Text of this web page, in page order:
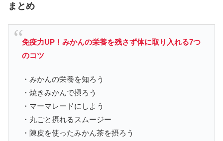
まとめ
免疫力UP！みかんの栄養を残さず体に取り入れる7つ
のコツ
・みかんの栄養を知ろう
・焼きみかんで摂ろう
・マーマレードにしよう
・丸ごと摂れるスムージー
・陳皮を使ったみかん茶を摂ろう